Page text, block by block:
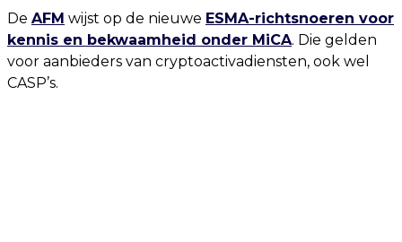
De AFM wijst op de nieuwe ESMA-richtsnoeren voor
kennis en bekwaamheid onder MiCA. Die gelden
voor aanbieders van cryptoactivadiensten, ook wel
CASP’s.